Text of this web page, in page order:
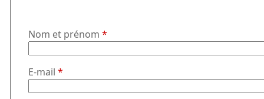
Nom et prénom *
E-mail *